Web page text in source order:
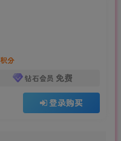
积分
钻石会员 免费
登录购买